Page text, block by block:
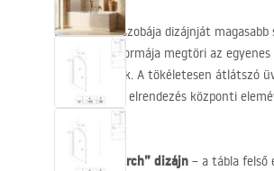
Emelje fürdőszobája dizájnját
Egyedi, íves formája megtöri az
a belső térnek. A tökéletesen átlátszó
fürdőzóna az elrendezés központi
tágasságot.
Egyedi „Arch” dizájn – a tábla felső